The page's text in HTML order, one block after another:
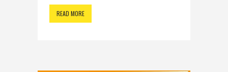
READ MORE